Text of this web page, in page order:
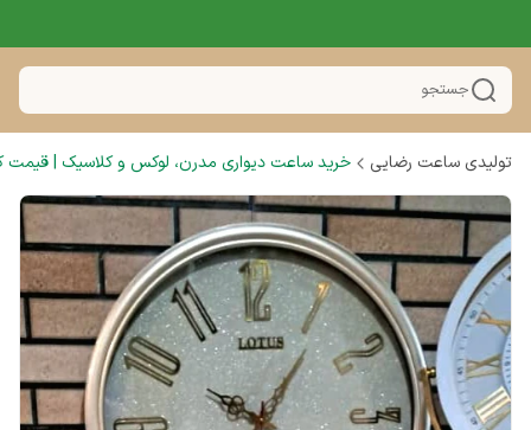
جستجو
تولیدی ساعت رضایی خرید ساعت دیواری مدرن، لوکس و کلاسیک | قیمت